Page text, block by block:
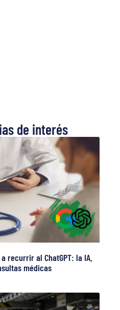
de interés
recurrir al ChatGPT: la IA,
médicas